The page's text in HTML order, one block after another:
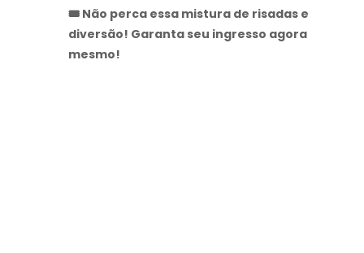
🎟️ Não perca essa mistura de risadas e
diversão! Garanta seu ingresso agora
mesmo!